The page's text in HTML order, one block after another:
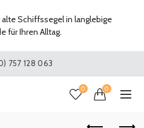
757 128 063
0 0
Schiffssegel in langlebige
für Ihren Alltag.